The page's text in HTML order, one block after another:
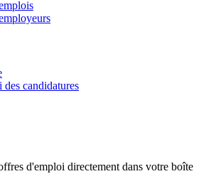
des candidatures
d'emploi directement dans votre boîte